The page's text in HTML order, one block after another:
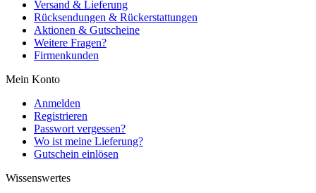
Versand & Lieferung
Rücksendungen & Rückerstattungen
Aktionen & Gutscheine
Weitere Fragen?
Firmenkunden
Mein Konto
Anmelden
Registrieren
Passwort vergessen?
Wo ist meine Lieferung?
Gutschein einlösen
Wissenswertes